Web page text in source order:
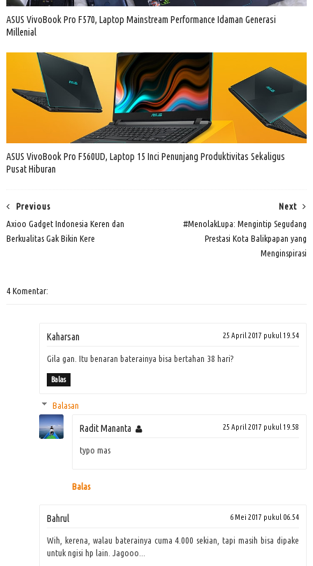
ASUS VivoBook Pro F570, Laptop Mainstream Performance Idaman Generasi
Millenial
ASUS VivoBook Pro F560UD, Laptop 15 Inci Penunjang Produktivitas Sekaligus
Pusat Hiburan
Next
#MenolakLupa: Mengintip Segudang
Prestasi Kota Balikpapan yang
Menginspirasi
Previous
Axioo Gadget Indonesia Keren dan
Berkualitas Gak Bikin Kere
4 Komentar:
Kaharsan 25 April 2017 pukul 19.54
Gila gan. Itu benaran baterainya bisa bertahan 38 hari?
Balas
Balasan
Radit Mananta 25 April 2017 pukul 19.58
typo mas
Balas
Bahrul 6 Mei 2017 pukul 06.54
Wih, kerena, walau baterainya cuma 4.000 sekian, tapi masih bisa dipake
untuk ngisi hp lain. Jagooo...